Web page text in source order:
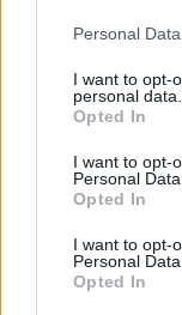
Personal
I want to opt-
personal data.
Opted In
I want to opt-
Personal Data.
Opted In
I want to opt-
Personal
Opted In